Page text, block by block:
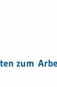
zum